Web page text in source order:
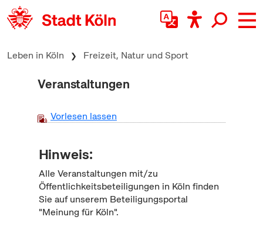
zum Inhalt springen
Leben in Köln Freizeit, Natur und Sport
Veranstaltungen
Vorlesen lassen
Hinweis:
Alle Veranstaltungen mit/zu
Öffentlichkeitsbeteiligungen in Köln finden
Sie auf unserem Beteiligungsportal
"Meinung für Köln".